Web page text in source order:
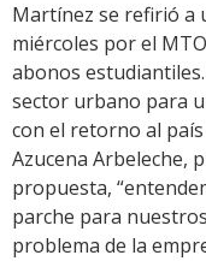
Martínez se refirió a
miércoles por el
abonos
sector urbano para
con el retorno al
Azucena Arbeleche,
propuesta,
parche para
problema de la